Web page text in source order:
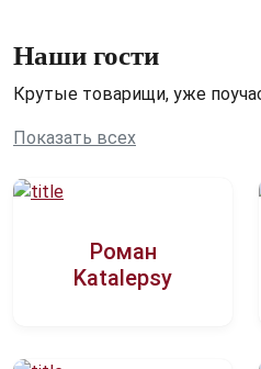
Наши гости
Крутые товарищи, уже
Показать всех
Роман
Katalepsy